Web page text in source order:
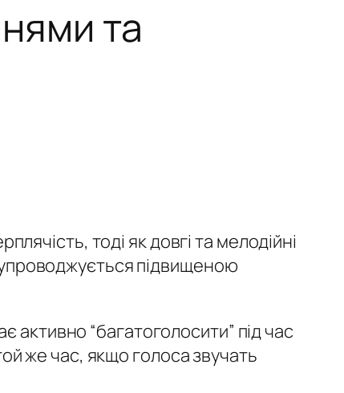
та
тоді як довгі та мелодійні
підвищеною
“багатоголосити” під час
же час, якщо голоса звучать